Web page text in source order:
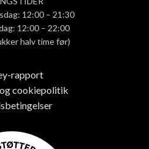
12:00 – 21:30
12:00 – 22:00
halv time før)
rapport
cookiepolitik